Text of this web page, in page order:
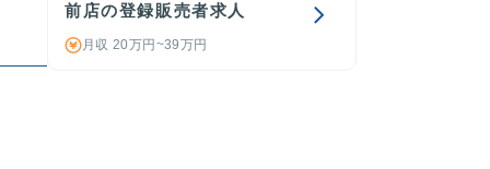
前店の登録販売者求人
月収 20万円~39万円